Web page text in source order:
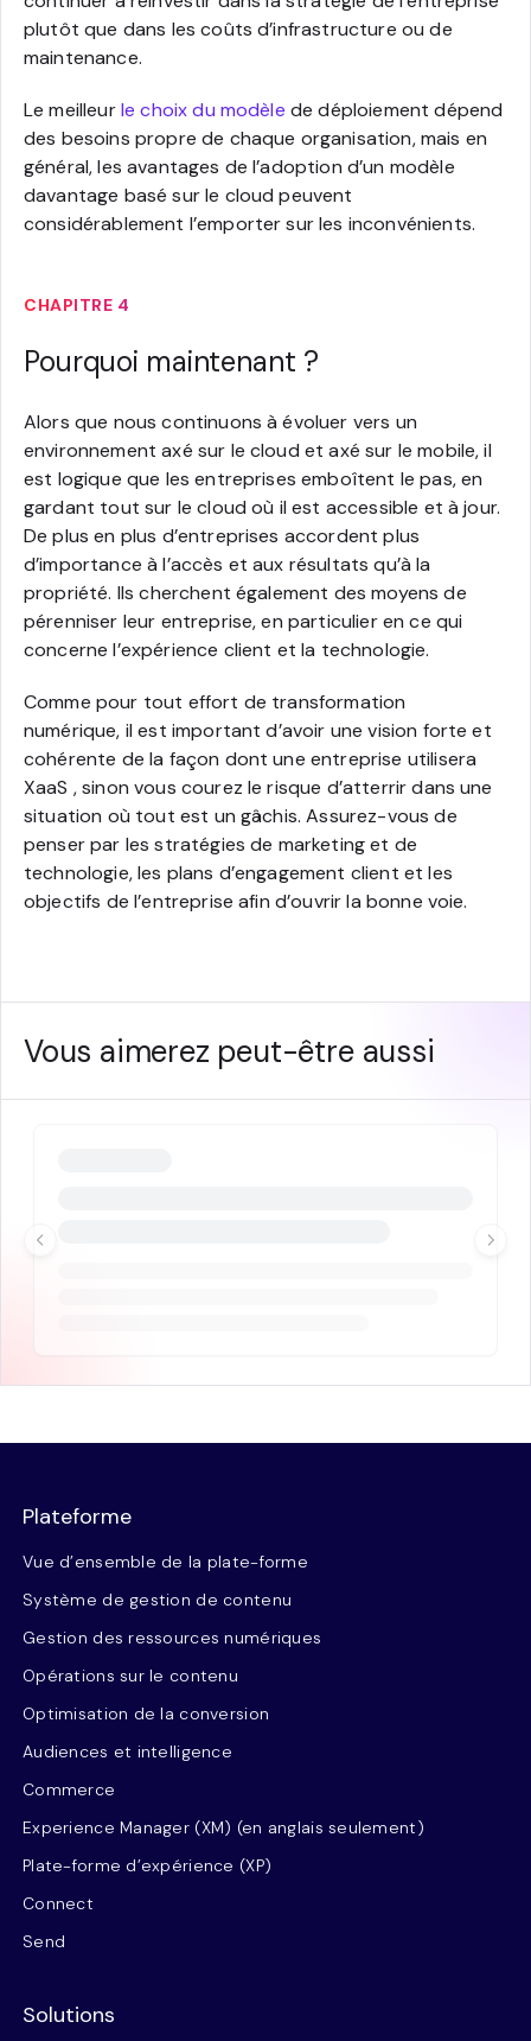
plutôt que dans les coûts d’infrastructure ou de
maintenance.
Le meilleurle choix du modèle de déploiement dépend
des besoins propre de chaque organisation, mais en
général, les avantages de l’adoption d’un modèle
davantage basé sur le cloud peuvent
considérablement l’emporter sur les inconvénients.
CHAPITRE 4
Pourquoi maintenant ?
Alors que nous continuons à évoluer vers un
environnement axé sur le cloud et axé sur le mobile, il
est logique que les entreprises emboîtent le pas, en
gardant tout sur le cloud où il est accessible et à jour.
De plus en plus d’entreprises accordent plus
d’importance à l’accès et aux résultats qu’à la
propriété. Ils cherchent également des moyens de
pérenniser leur entreprise, en particulier en ce qui
concerne l’expérience client et la technologie.
Comme pour tout effort de transformation
numérique, il est important d’avoir une vision forte et
cohérente de la façon dont une entreprise utilisera
XaaS , sinon vous courez le risque d’atterrir dans une
situation où tout est un gâchis. Assurez-vous de
penser par les stratégies de marketing et de
technologie, les plans d’engagement client et les
objectifs de l’entreprise afin d’ouvrir la bonne voie.
Vous aimerez peut-être aussi
Plateforme
Vue d’ensemble de la plate-forme
Système de gestion de contenu
Gestion des ressources numériques
Opérations sur le contenu
Optimisation de la conversion
Audiences et intelligence
Commerce
Experience Manager (XM) (en anglais seulement)
Plate-forme d’expérience (XP)
Connect
Send
Solutions